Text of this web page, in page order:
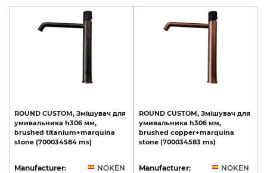
ROUND CUSTOM, Змішувач для
умивальника h306 мм,
brushed titanium+marquina
stone (700034584 ms)
Manufacturer: NOKEN
ROUND CUSTOM, Змішувач для
умивальника h306 мм,
brushed copper+marquina
stone (700034583 ms)
Manufacturer: NOKEN